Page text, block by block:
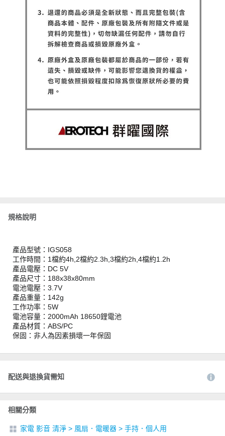
規格說明
產品型號：IGS058
工作時間：1檔約4h,2檔約2.3h,3檔約2h,4檔約1.2h
產品電壓：DC 5V
產品尺寸：188x38x80mm
電池電壓：3.7V
產品重量：142g
工作功率：5W
電池容量：2000mAh 18650鋰電池
產品材質：ABS/PC
保固：非人為因素損壞一年保固
配送與退換貨需知
相關分類
家電 影音 清淨 > 風扇．電暖器 > 手持．個人用